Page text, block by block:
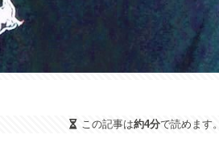
この記事は約4分で読めます。